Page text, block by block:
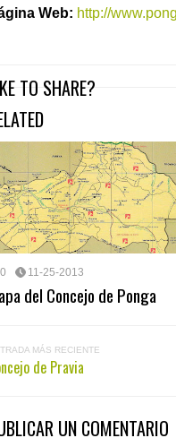
Web: http://
TO SHARE?
0 11-25-2013
del Concejo de Ponga
MÁS RECIENTE
de Pravia
UN COMENTARIO